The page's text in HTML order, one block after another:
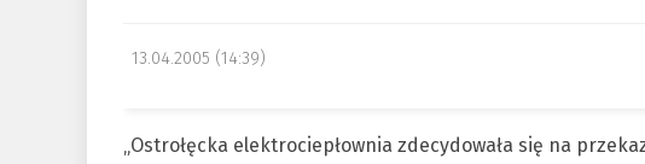
13.04.2005 (14:39)
„Ostrołęcka elektrociepłownia zdecydowała się na